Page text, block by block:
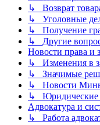
↳ Возврат
↳ Уголовные
↳ Получение
↳ Другие
Новости права и
↳ Изменения в
↳ Значимые
↳ Новости
↳ Юридические
Адвокатура и
↳ Работа